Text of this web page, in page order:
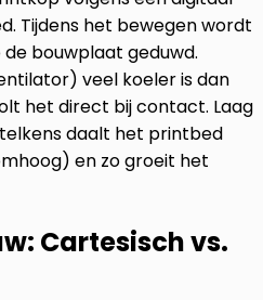
Tijdens het bewegen wordt
bouwplaat geduwd.
veel koeler is dan
het direct bij contact. Laag
daalt het printbed
en zo groeit het
Cartesisch vs.